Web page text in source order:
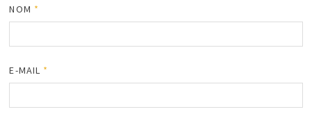
NOM *
E-MAIL *